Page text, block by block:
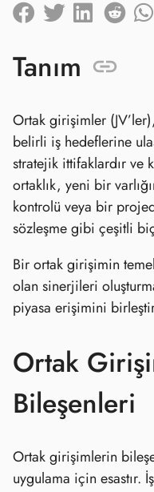
Tanım
Ortak girişimler
belirli iş hedeflerine
stratejik ittifaklardır ve
ortaklık, yeni bir
kontrolü veya bir
sözleşme gibi çeşitli
Bir ortak girişimin
olan sinerjileri
piyasa erişimini
Ortak
Bileşenleri
Ortak girişimlerin
uygulama için esastır.